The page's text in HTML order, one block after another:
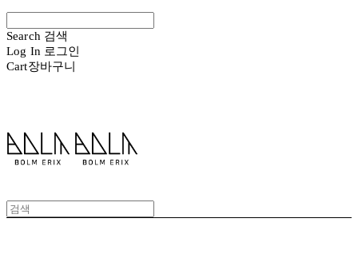
Search 검색
Log In 로그인
Cart장바구니